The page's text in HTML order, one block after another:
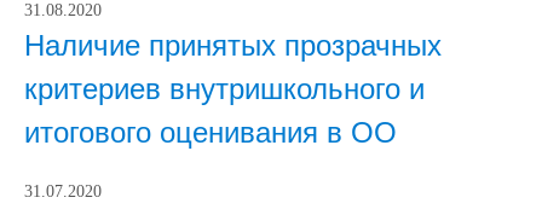
31.08.2020
Наличие принятых прозрачных
критериев внутришкольного и
итогового оценивания в ОО
31.07.2020